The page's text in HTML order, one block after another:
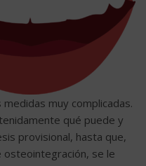
muy complicadas.
qué puede y
provisional, hasta que,
se le